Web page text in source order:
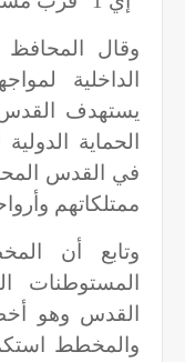
وقال
الداخلية
يستهدف القدس
الحماية
في القدس
ممتلكاتهم
وتابع أن
المستوطنات
القدس وهو
والمخطط